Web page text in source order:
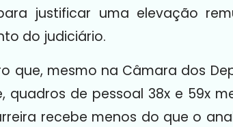
justificar uma elevação
do judiciário.
que, mesmo na Câmara dos
quadros de pessoal 38x e 59x
recebe menos do que o